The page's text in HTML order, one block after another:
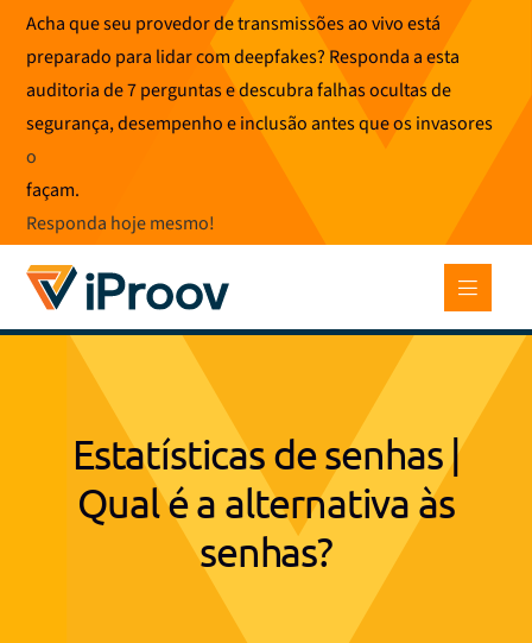
Pular
para
conteúdo
Acha que seu provedor de transmissões ao vivo está
preparado para lidar com deepfakes? Responda a esta
auditoria de 7 perguntas e descubra falhas ocultas de
segurança, desempenho e inclusão antes que os invasores
o
façam.
Responda hoje mesmo!
Estatísticas de senhas |
Qual é a alternativa às
senhas?